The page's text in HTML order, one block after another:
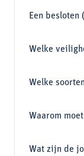
Een
Welke
Welke
Waarom
Wat zijn de